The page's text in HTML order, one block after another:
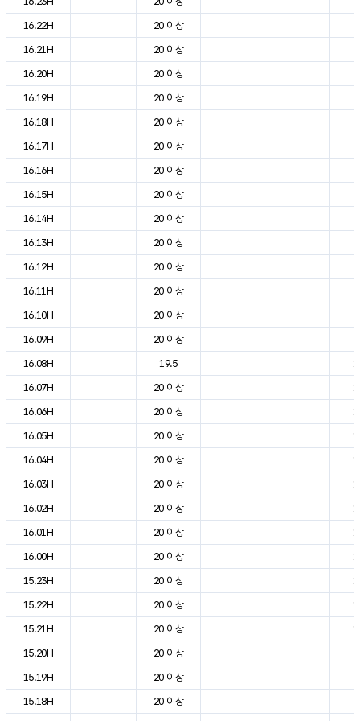
16.22H
20 이상
16.21H
20 이상
16.20H
20 이상
16.19H
20 이상
16.18H
20 이상
16.17H
20 이상
16.16H
20 이상
16.15H
20 이상
16.14H
20 이상
16.13H
20 이상
16.12H
20 이상
16.11H
20 이상
16.10H
20 이상
16.09H
20 이상
16.08H
19.5
16.07H
20 이상
16.06H
20 이상
16.05H
20 이상
16.04H
20 이상
16.03H
20 이상
16.02H
20 이상
16.01H
20 이상
16.00H
20 이상
15.23H
20 이상
15.22H
20 이상
15.21H
20 이상
15.20H
20 이상
15.19H
20 이상
15.18H
20 이상